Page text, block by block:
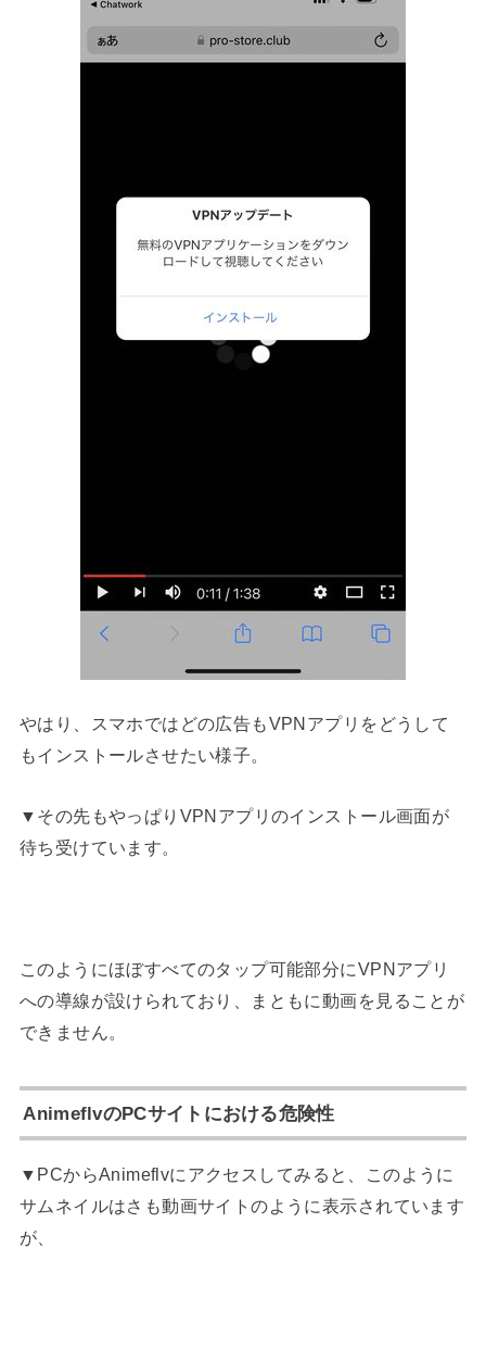
やはり、スマホではどの広告もVPNアプリをどうして
もインストールさせたい様子。
▼その先もやっぱりVPNアプリのインストール画面が
待ち受けています。
このようにほぼすべてのタップ可能部分にVPNアプリ
への導線が設けられており、まともに動画を見ることが
できません。
AnimeflvのPCサイトにおける危険性
▼PCからAnimeflvにアクセスしてみると、このように
サムネイルはさも動画サイトのように表示されています
が、